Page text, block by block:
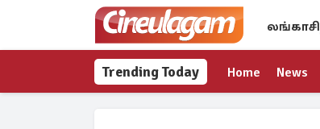
Trending Today Home News